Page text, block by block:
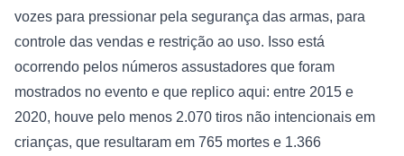
vozes para pressionar pela segurança das armas, para
controle das vendas e restrição ao uso. Isso está
ocorrendo pelos números assustadores que foram
mostrados no evento e que replico aqui: entre 2015 e
2020, houve pelo menos 2.070 tiros não intencionais em
crianças, que resultaram em 765 mortes e 1.366